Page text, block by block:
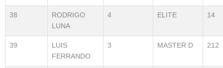
38
RODRIGO
LUNA
4 ELITE 14
39
LUIS
FERRANDO
3 MASTER D 212